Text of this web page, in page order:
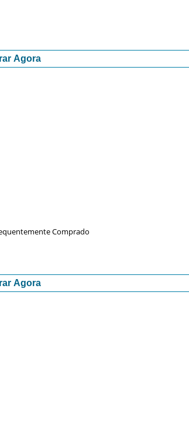
Agora
Comprado
Agora